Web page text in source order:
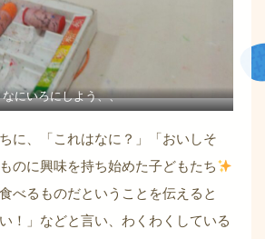
なにいろにしよう、、
に、「これはなに？」「おいしそ
のに興味を持ち始めた子どもたち
べるものだということを伝えると
！」などと言い、わくわくしている